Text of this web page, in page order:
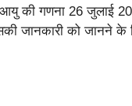
आयु की गणना 26 जुलाई
जानकारी को जानने